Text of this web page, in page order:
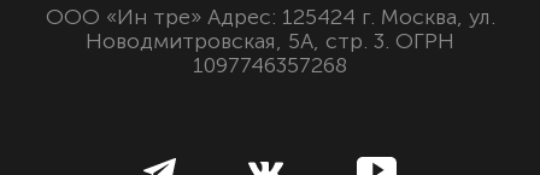
ООО «Ин тре» Адрес: 125424 г. Москва, ул.
Новодмитровская, 5А, стр. 3. ОГРН
1097746357268